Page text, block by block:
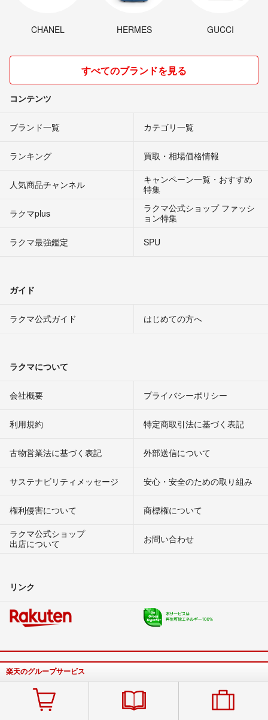
CHANEL HERMES GUCCI
すべてのブランドを見る
コンテンツ
ブランド一覧 カテゴリ一覧
ランキング 買取・相場価格情報
人気商品チャンネル
キャンペーン一覧・おすすめ
特集
ラクマplus
ラクマ公式ショップ ファッシ
ョン特集
ラクマ最強鑑定
SPU
ガイド
ラクマ公式ガイド はじめての方へ
ラクマについて
会社概要 プライバシーポリシー
利用規約 特定商取引法に基づく表記
古物営業法に基づく表記 外部送信について
サステナビリティメッセージ 安心・安全のための取り組み
権利侵害について
商標権について
ラクマ公式ショップ
出店について
お問い合わせ
リンク
楽天のグループサービス